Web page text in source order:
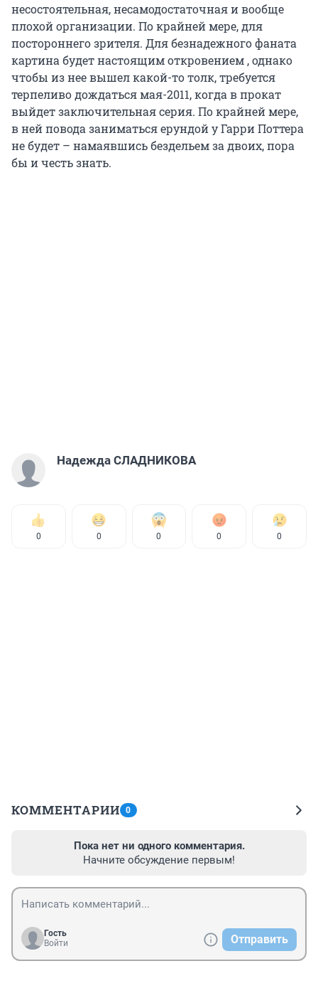
несостоятельная, несамодостаточная и вообще
плохой организации. По крайней мере, для
постороннего зрителя. Для безнадежного фаната
картина будет настоящим откровением , однако
чтобы из нее вышел какой-то толк, требуется
терпеливо дождаться мая-2011, когда в прокат
выйдет заключительная серия. По крайней мере,
в ней повода заниматься ерундой у Гарри Поттера
не будет – намаявшись бездельем за двоих, пора
бы и честь знать.
Надежда СЛАДНИКОВА
0 0 0 0 0
КОММЕНТАРИИ 0
Пока нет ни одного комментария.
Начните обсуждение первым!
Гость
Войти
Отправить